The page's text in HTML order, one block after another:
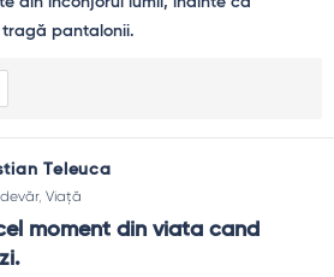
Teleuca
, Viață
moment din viata cand